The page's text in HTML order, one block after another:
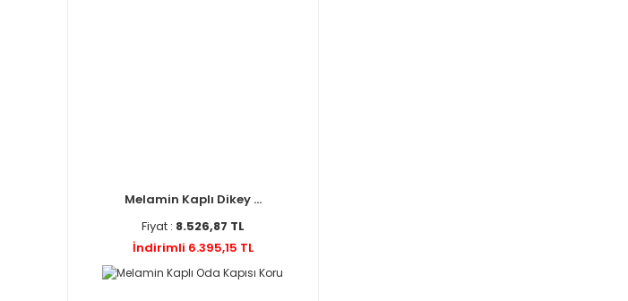
Melamin Kaplı Dikey ...
Fiyat : 8.526,87 TL
İndirimli 6.395,15 TL